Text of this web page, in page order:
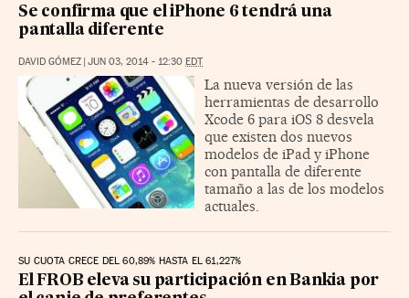
Se confirma que el iPhone 6 tendrá una
pantalla diferente
DAVID GÓMEZ JUN 03, 2014 - 12:30 EDT
La nueva versión de las
herramientas de desarrollo
Xcode 6 para iOS 8 desvela
que existen dos nuevos
modelos de iPad y iPhone
con pantalla de diferente
tamaño a las de los modelos
actuales.
SU CUOTA CRECE DEL 60,89% HASTA EL 61,227%
El FROB eleva su participación en Bankia por